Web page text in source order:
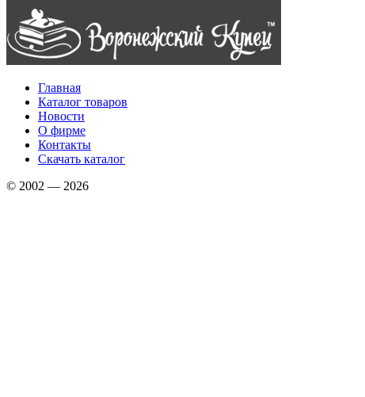
Главная
Каталог товаров
Новости
О фирме
Контакты
Скачать каталог
© 2002 — 2026